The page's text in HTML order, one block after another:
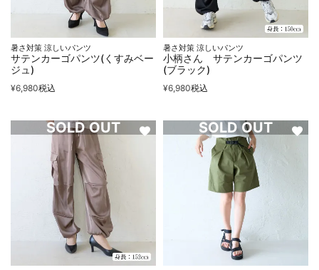
暑さ対策 涼しいパンツ
サテンカーゴパンツ(くすみベー
ジュ)
¥6,980税込
暑さ対策 涼しいパンツ
小柄さん サテンカーゴパンツ
(ブラック)
¥6,980税込
SOLD OUT SOLD OUT